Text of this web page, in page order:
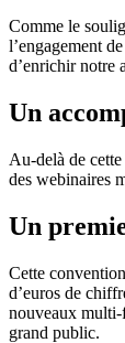
Comme le
l’engagement
d’enrichir notre
Un
Au-delà de
des webinaires
Un
Cette
d’euros de
nouveaux multi-
grand public.